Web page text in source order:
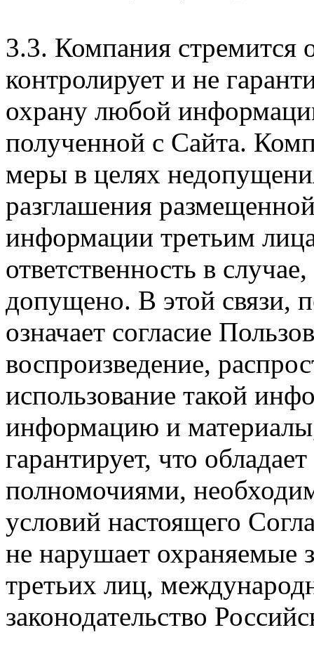
3.3. Компания стремится
контролирует и не
охрану любой
полученной с Сайта.
меры в целях
разглашения
информации третьим
ответственность в
допущено. В этой связи,
означает согласие
воспроизведение,
использование такой
информацию и
гарантирует, что
полномочиями,
условий настоящего
не нарушает охраняемые
третьих лиц,
законодательство